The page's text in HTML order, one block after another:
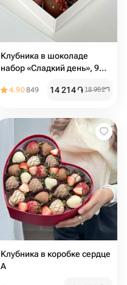
Клубника в шоколаде
набор «Сладкий день», 9
4.90849 14 214֏18 952֏
Клубника в коробке сердце
A